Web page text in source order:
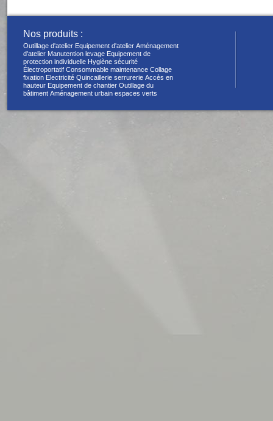
Nos produits :
Outillage d'atelier Equipement d'atelier Aménagement
d'atelier Manutention levage Equipement de
protection individuelle Hygiène sécurité
Électroportatif Consommable maintenance Collage
fixation Electricité Quincaillerie serrurerie Accès en
hauteur Equipement de chantier Outillage du
bâtiment Aménagement urbain espaces verts